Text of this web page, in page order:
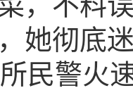
她彻底
民警火